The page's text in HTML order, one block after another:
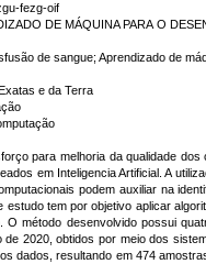
fezg-oif
DE MÁQUINA PARA O
de sangue; Aprendizado de
e da Terra
para melhoria da qualidade
em Inteligencia Artificial. A
podem auxiliar na
estudo tem por objetivo aplicar
O método desenvolvido possui
2020, obtidos por meio dos
dados, resultando em 474